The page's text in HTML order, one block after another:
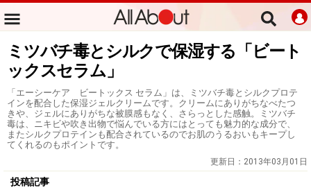
ミツバチ毒とシルクで保湿する「ビート
ックスセラム」
「エーシーケア ビートックス セラム」は、ミツバチ毒とシルクプロテ
インを配合した保湿ジェルクリームです。クリームにありがちなべたつ
きや、ジェルにありがちな被膜感もなく、さらっとした感触。ミツバチ
毒は、ニキビや吹き出物で悩んでいる方にはとっても魅力的な成分で、
またシルクプロテインも配合されているのでお肌のうるおいもキープし
てくれるのもポイントです。
更新日： 2013年03月01日
投稿記事